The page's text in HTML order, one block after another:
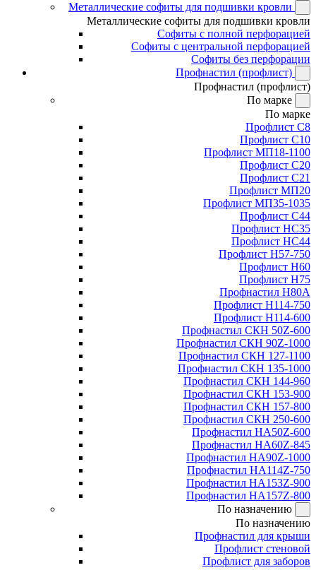
Металлические софиты для подшивки кровли
Металлические софиты для подшивки кровли
Софиты с полной перфорацией
Софиты с центральной перфорацией
Софиты без перфорации
Профнастил (профлист)
Профнастил (профлист)
По марке
По марке
Профлист С8
Профлист С10
Профлист МП18-1100
Профлист С20
Профлист С21
Профлист МП20
Профлист МП35-1035
Профлист С44
Профлист НС35
Профлист НС44
Профлист Н57-750
Профлист Н60
Профлист Н75
Профнастил Н80А
Профлист Н114-750
Профлист Н114-600
Профнастил СКН 50Z-600
Профнастил СКН 90Z-1000
Профнастил СКН 127-1100
Профнастил СКН 135-1000
Профнастил СКН 144-960
Профнастил СКН 153-900
Профнастил СКН 157-800
Профнастил СКН 250-600
Профнастил НА50Z-600
Профнастил НА60Z-845
Профнастил НА90Z-1000
Профнастил НА114Z-750
Профнастил НА153Z-900
Профнастил НА157Z-800
По назначению
По назначению
Профнастил для крыши
Профлист стеновой
Профлист для заборов